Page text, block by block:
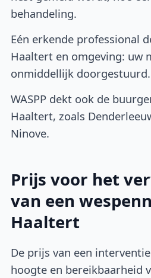
behandeling.
Eén erkende professional
Haaltert en omgeving: uw
onmiddellijk doorgestuurd.
WASPP dekt ook de
Haaltert, zoals
Ninove.
Prijs voor het
van een
Haaltert
De prijs van een
hoogte en bereikbaarheid